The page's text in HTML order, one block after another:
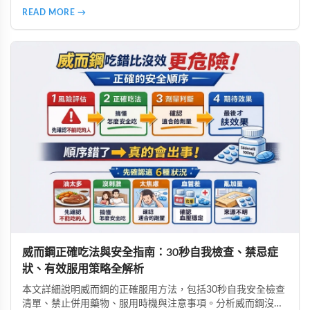
READ MORE →
威而鋼正確吃法與安全指南：30秒自我檢查、禁忌症
狀、有效服用策略全解析
本文詳細說明威而鋼的正確服用方法，包括30秒自我安全檢查
清單、禁止併用藥物、服用時機與注意事項。分析威而鋼沒效